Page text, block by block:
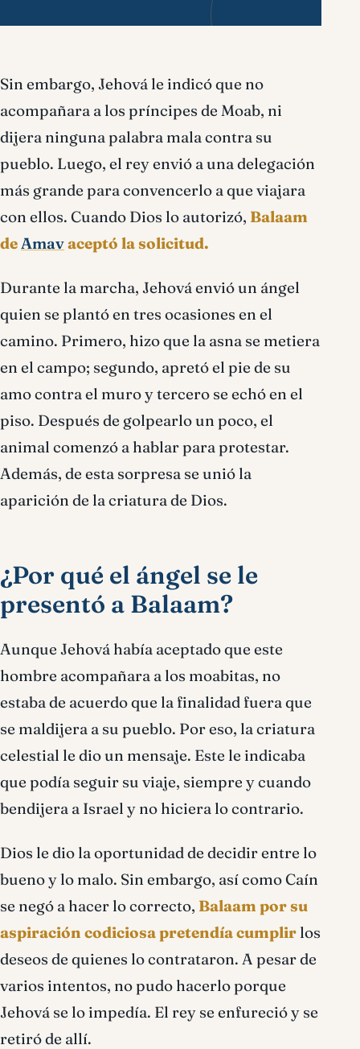
Sin embargo, Jehová le indicó que no
acompañara a los príncipes de Moab, ni
dijera ninguna palabra mala contra su
pueblo. Luego, el rey envió a una delegación
más grande para convencerlo a que viajara
con ellos. Cuando Dios lo autorizó, Balaam
deAmavaceptó la solicitud.
Durante la marcha, Jehová envió un ángel
quien se plantó en tres ocasiones en el
camino. Primero, hizo que la asna se metiera
en el campo; segundo, apretó el pie de su
amo contra el muro y tercero se echó en el
piso. Después de golpearlo un poco, el
animal comenzó a hablar para protestar.
Además, de esta sorpresa se unió la
aparición de la criatura de Dios.
¿Por qué el ángel se le
presentó a Balaam?
Aunque Jehová había aceptado que este
hombre acompañara a los moabitas, no
estaba de acuerdo que la finalidad fuera que
se maldijera a su pueblo. Por eso, la criatura
celestial le dio un mensaje. Este le indicaba
que podía seguir su viaje, siempre y cuando
bendijera a Israel y no hiciera lo contrario.
Dios le dio la oportunidad de decidir entre lo
bueno y lo malo. Sin embargo, así como Caín
se negó a hacer lo correcto, Balaam por su
aspiración codiciosa pretendía cumplir los
deseos de quienes lo contrataron. A pesar de
varios intentos, no pudo hacerlo porque
Jehová se lo impedía. El rey se enfureció y se
retiró de allí.